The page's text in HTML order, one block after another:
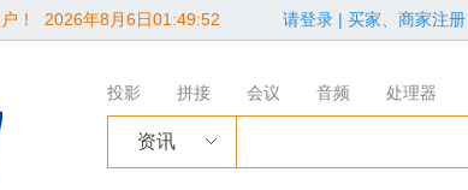
！ 2026年8月6日01:49:54 请登录 | 买家、商家注册
投影 拼接 会议 音频 处理器
资讯